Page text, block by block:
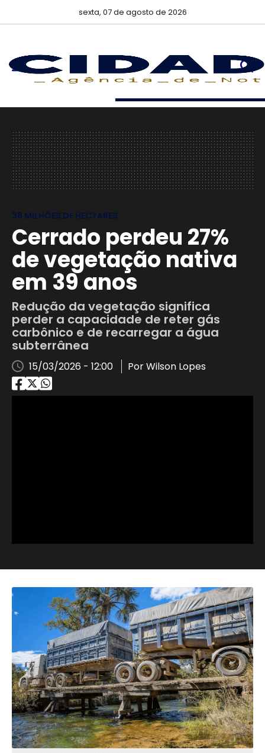
sexta, 07 de agosto de 2026
38 MILHÕES DE HECTARES
Cerrado perdeu 27%
de vegetação nativa
em 39 anos
Redução da vegetação significa
perder a capacidade de reter gás
carbônico e de recarregar a água
subterrânea
15/03/2026 - 12:00 Por Wilson Lopes